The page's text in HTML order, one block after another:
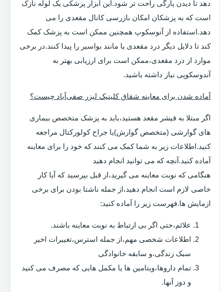
دهد تا دیدن پارگی راحت تر شود.این ابزار پزشکی یک لوله نازک
است که به پزشکان امکان بازرسی کانال مقعدی را می
دهد.استفاده از آنوسکوپ همچنین ممکن است به پزشک کمک
کند تا دلایل دیگر درد مقعدی یا مانند بواسیر را پیدا کنند.در برخی
موارد از درد مقعدی،ممکن است برای ارزیابی بهتر به
آندوسکوپی نیاز داشته باشید.
آماده شدن برای معاینه شقاق کلینیک لیزر صفی‌آباد چیست؟
اگر مبتلا به فیشر مقعد هستید،باید به پزشک متخصص بیماری
های گوارشی (متخصص گوارش)یا جراح کولورکتال مراجعه
کنید.اطلاعات زیر به شما کمک می کنند که خود را برای معاینه
آماده کنید.آنچه که می توانید انجام دهید
هنگامی که نوبت معاینه می گیرید،از قبل بپرسید که آیا کار
خاصی لازم است انجام دهید،از جمله ناشتا بودن برای برخی
ازمایش ها.فهرست زیر را آماده کنید:
علائم،حتی اگر بی ارتباط به نوبت معاینه باشند.
اطلاعات شخصی مهم،از جمله استرس،تغییرات اخیر
سبک زندگی،و سابقه خانوادگی
تمام داروها،ویتامین ها یا مکمل هایی که مصرف می کنید
و دوز آنها.